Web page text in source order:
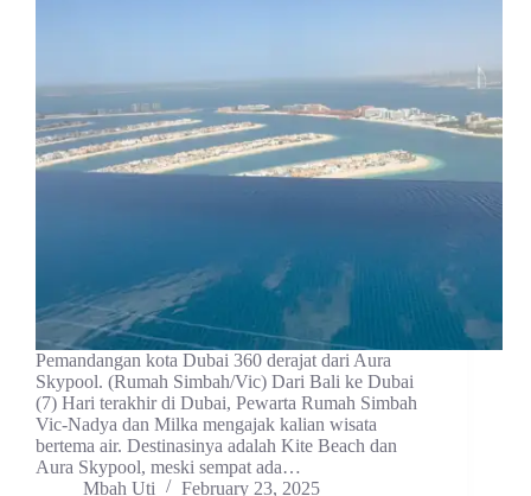
Pemandangan kota Dubai 360 derajat dari Aura
Skypool. (Rumah Simbah/Vic) Dari Bali ke Dubai
(7) Hari terakhir di Dubai, Pewarta Rumah Simbah
Vic-Nadya dan Milka mengajak kalian wisata
bertema air. Destinasinya adalah Kite Beach dan
Aura Skypool, meski sempat ada…
Mbah Uti
February 23, 2025